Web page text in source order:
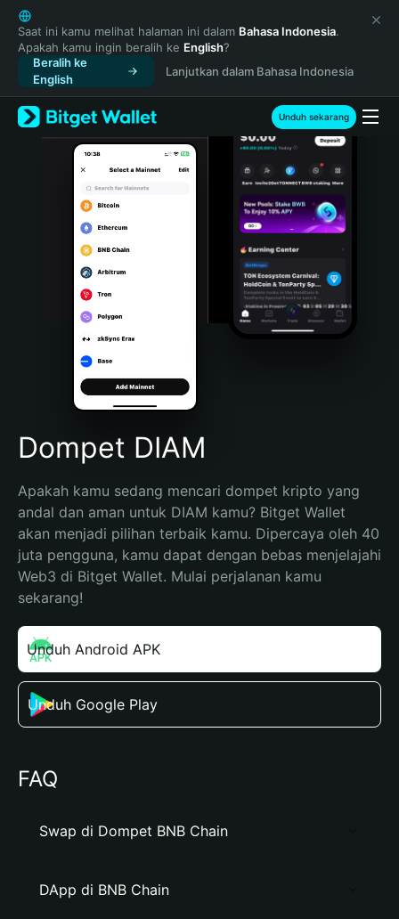
English
日本語
Tiếng Việt
Русский
Español (Latinoamérica)
Türkçe
Italiano
Português (Portugal)
Bahasa Indonesia
Português (Brasil)
Español (Argentina)
Saat ini kamu melihat halaman ini dalam Bahasa Indonesia.
Apakah kamu ingin beralih ke English?
Beralih ke
English
Lanjutkan dalam Bahasa Indonesia
Unduh sekarang
Dompet DIAM
Apakah kamu sedang mencari dompet kripto yang
andal dan aman untuk DIAM kamu? Bitget Wallet
akan menjadi pilihan terbaik kamu. Dipercaya oleh 40
juta pengguna, kamu dapat dengan bebas menjelajahi
Web3 di Bitget Wallet. Mulai perjalanan kamu
sekarang!
Unduh Android APK
Unduh Google Play
FAQ
Swap di Dompet BNB Chain
DApp di BNB Chain